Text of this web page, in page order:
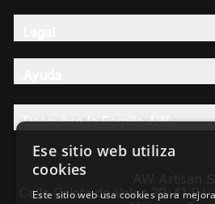
Descubre la Familia AW
Calle Caleta de Velez 39-41
Ese sitio web utiliza
cookies
Este sitio web usa cookies para